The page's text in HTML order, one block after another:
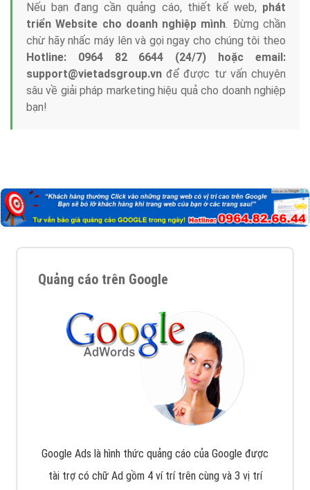
Nếu bạn đang cần quảng cáo, thiết kế web, phát
triển Website cho doanh nghiệp mình. Đừng chần
chừ hãy nhấc máy lên và gọi ngay cho chúng tôi theo
Hotline: 0964 82 6644 (24/7) hoặc email:
support@vietadsgroup.vn để được tư vấn chuyên
sâu về giải pháp marketing hiệu quả cho doanh nghiệp
bạn!
Quảng cáo trên Google
Google Ads là hình thức quảng cáo của Google được
tài trợ có chữ Ad gồm 4 ví trí trên cùng và 3 vị trí